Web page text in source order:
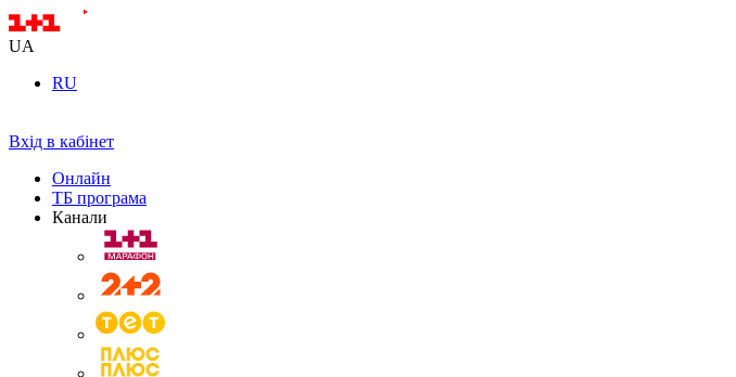
UA
RU
Вхід в кабінет
Онлайн
ТБ програма
Канали